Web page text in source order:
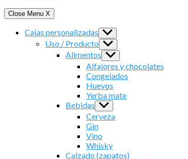
Close Menu X
Cajas personalizadas Show
sub
menu
Uso / Producto Show
sub
menu
Alimentos Show
sub
menu
Alfajores y chocolates
Congelados
Huevos
Yerba mate
Bebidas Show
sub
menu
Cerveza
Gin
Vino
Whisky
Calzado (zapatos)